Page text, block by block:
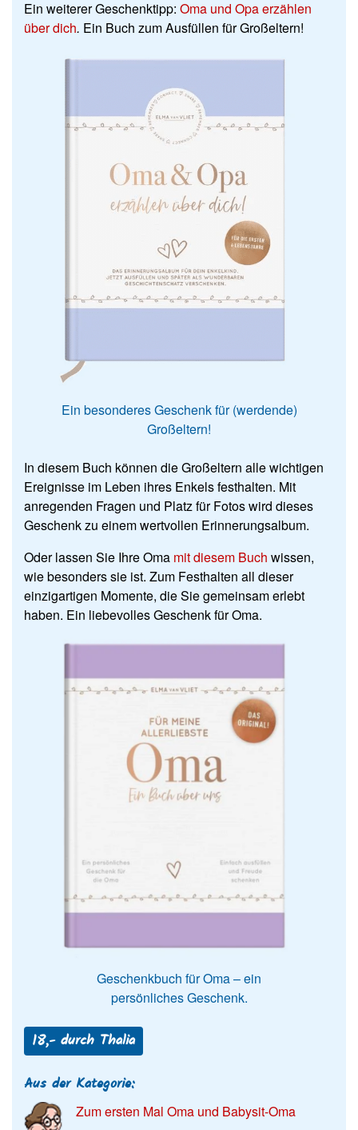
Ein weiterer Geschenktipp: Oma und Opa erzählen
über dich. Ein Buch zum Ausfüllen für Großeltern!
Ein besonderes Geschenk für (werdende)
Großeltern!
In diesem Buch können die Großeltern alle wichtigen
Ereignisse im Leben ihres Enkels festhalten. Mit
anregenden Fragen und Platz für Fotos wird dieses
Geschenk zu einem wertvollen Erinnerungsalbum.
Oder lassen Sie Ihre Oma mit diesem Buch wissen,
wie besonders sie ist. Zum Festhalten all dieser
einzigartigen Momente, die Sie gemeinsam erlebt
haben. Ein liebevolles Geschenk für Oma.
Geschenkbuch für Oma – ein
persönliches Geschenk.
18,- durch Thalia
Aus der Kategorie:
Zum ersten Mal Oma und Babysit-Oma